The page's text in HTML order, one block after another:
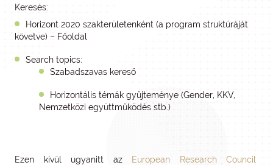
Keresés:
Horizont 2020 szakterületenként (a program struktúráját
követve) – Főoldal
Search topics:
Szabadszavas kereső
Horizontális témák gyűjteménye (Gender, KKV,
Nemzetközi együttműködés stb.)
Ezen kívül ugyanitt az
European Research Council